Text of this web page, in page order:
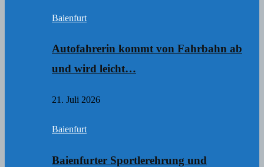
Baienfurt
Autofahrerin kommt von Fahrbahn ab
und wird leicht…
21. Juli 2026
Baienfurt
Baienfurter Sportlerehrung und